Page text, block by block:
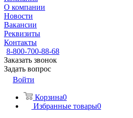
О компании
Новости
Вакансии
Реквизиты
Контакты
8-800-700-88-68
Заказать звонок
Задать вопрос
Войти
Корзина0
Избранные товары0